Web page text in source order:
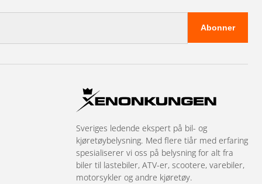
Abonner
Sveriges ledende ekspert på bil- og
kjøretøybelysning. Med flere tiår med erfaring
spesialiserer vi oss på belysning for alt fra
biler til lastebiler, ATV-er, scootere, varebiler,
motorsykler og andre kjøretøy.